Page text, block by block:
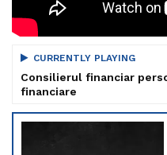
CURRENTLY PLAYING
Consilierul financiar
financiare